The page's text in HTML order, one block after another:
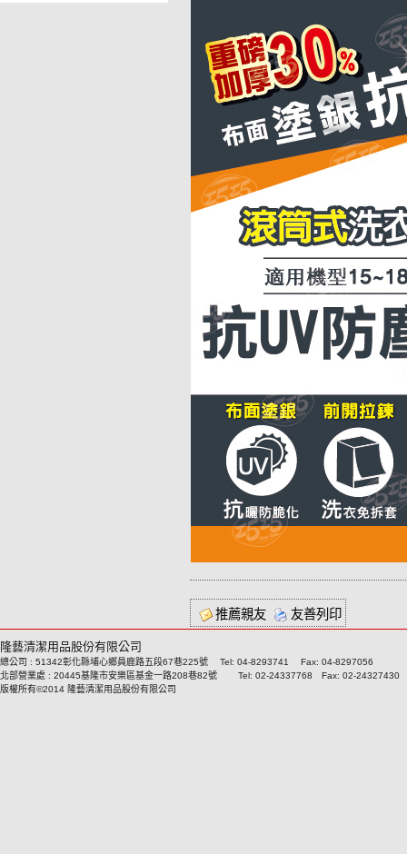
推薦親友 友善列印
隆藝清潔用品股份有限公司
總公司 : 51342彰化縣埔心鄉員鹿路五段67巷225號 Tel: 04-8293741 Fax: 04-8297056
北部營業處 : 20445基隆市安樂區基金一路208巷82號 Tel: 02-24337768 Fax: 02-24327430
版權所有©2014 隆藝清潔用品股份有限公司